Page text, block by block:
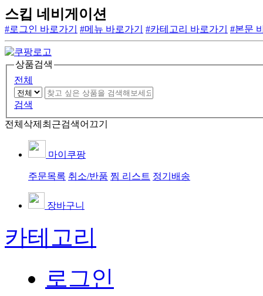
스킵 네비게이션
#로그인 바로가기 #메뉴 바로가기 #카테고리 바로가기 #본문
상품검색
전체
검색
전체삭제 최근검색어끄기
마이쿠팡
주문목록 취소/반품 찜 리스트 정기배송
장바구니
카테고리
로그인